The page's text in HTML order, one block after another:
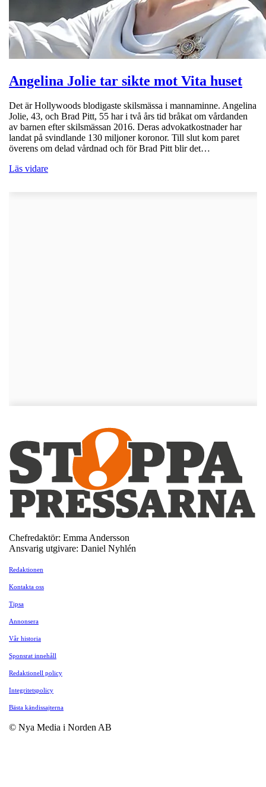
Angelina Jolie tar sikte mot Vita huset
Det är Hollywoods blodigaste skilsmässa i mannaminne. Angelina
Jolie, 43, och Brad Pitt, 55 har i två års tid bråkat om vårdanden
av barnen efter skilsmässan 2016. Deras advokatkostnader har
landat på svindlande 130 miljoner koronor. Till slut kom paret
överens om delad vårdnad och för Brad Pitt blir det…
Läs vidare
Chefredaktör: Emma Andersson
Ansvarig utgivare: Daniel Nyhlén
Redaktionen
Kontakta oss
Tipsa
Annonsera
Vår historia
Sponsrat innehåll
Redaktionell policy
Integritetspolicy
Bästa kändissajterna
© Nya Media i Norden AB